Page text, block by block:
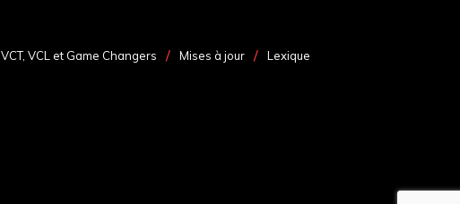
VCT, VCL et Game Changers Mises à jour Lexique